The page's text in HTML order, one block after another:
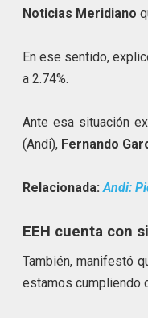
Noticias Meridiano
En ese sentido,
a 2.74%.
Ante esa situación
(Andi), Fernando
Relacionada: Andi:
EEH cuenta con
También, manifestó
estamos cumpliendo